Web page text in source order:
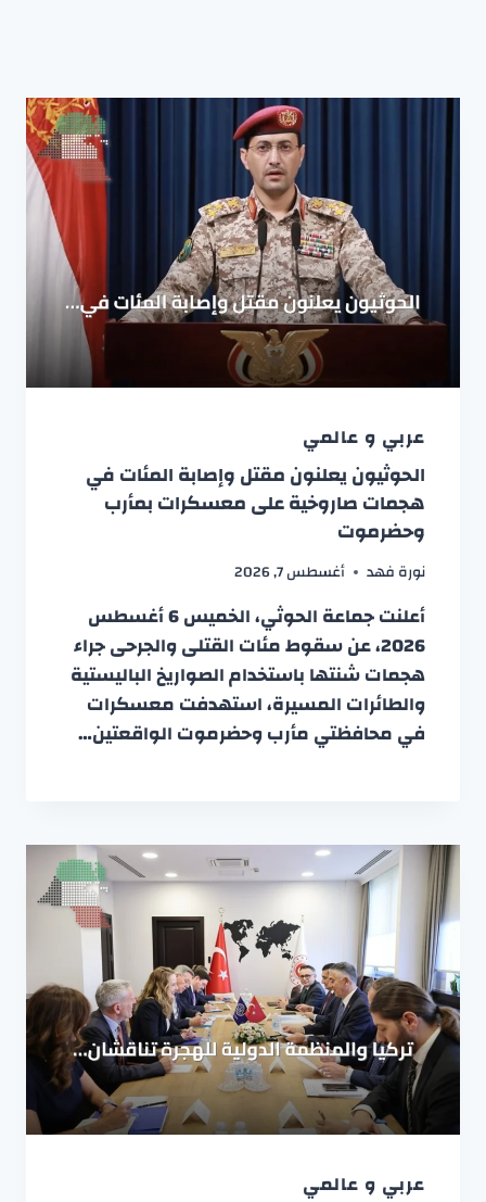
عربي و عالمي
الحوثيون يعلنون مقتل وإصابة المئات في
هجمات صاروخية على معسكرات بمأرب
وحضرموت
نورة فهد أغسطس 7, 2026
أعلنت جماعة الحوثي، الخميس 6 أغسطس
2026، عن سقوط مئات القتلى والجرحى جراء
هجمات شنتها باستخدام الصواريخ الباليستية
والطائرات المسيرة، استهدفت معسكرات
في محافظتي مأرب وحضرموت الواقعتين…
عربي و عالمي